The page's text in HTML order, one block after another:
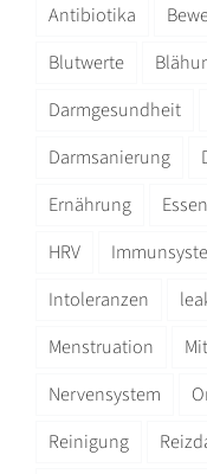
Antibiotika
Blutwerte
Darmgesundheit
Darmsanierung
Ernährung
Essen
HRV
Intoleranzen
Menstruation
Nervensystem
Reinigung